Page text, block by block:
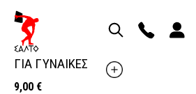
ΣΕ ΠΛΗΡΗ ΦΟΡΜΑ ΜΕ 60 ΛΕΠΤΑ
ΓΙΑ ΓΥΝΑΙΚΕΣ
9,00 €